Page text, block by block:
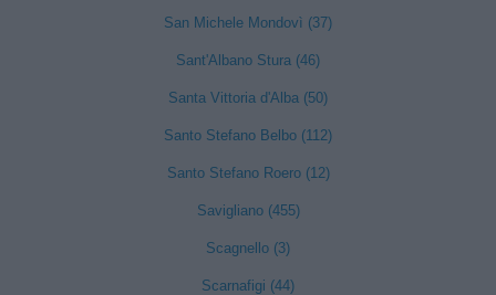
San Michele Mondovì (37)
Sant'Albano Stura (46)
Santa Vittoria d'Alba (50)
Santo Stefano Belbo (112)
Santo Stefano Roero (12)
Savigliano (455)
Scagnello (3)
Scarnafigi (44)